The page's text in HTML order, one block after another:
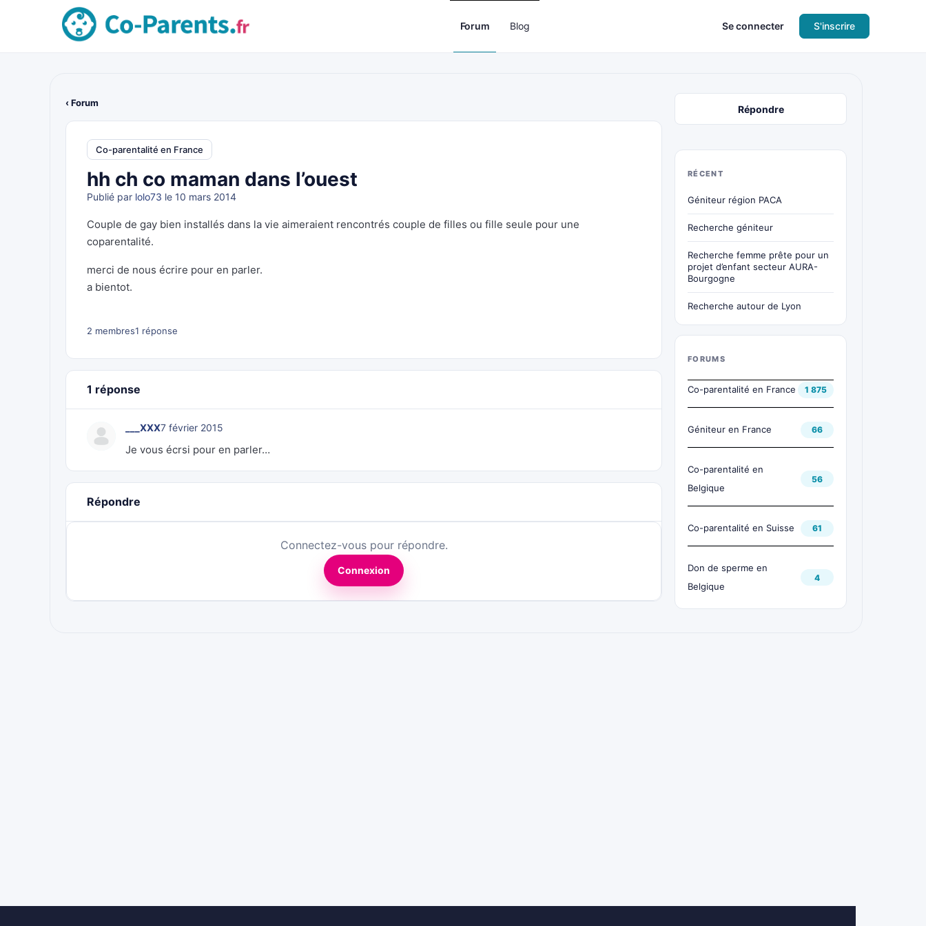
Forum Blog Se connecter S'inscrire
‹ Forum
Co-parentalité en France
hh ch co maman dans l’ouest
Publié par lolo73 le 10 mars 2014
Couple de gay bien installés dans la vie aimeraient rencontrés couple de filles ou fille seule pour une
coparentalité.
merci de nous écrire pour en parler.
a bientot.
2 membres1 réponse
1 réponse
___XXX7 février 2015
Je vous écrsi pour en parler…
Répondre
Connectez-vous pour répondre.
Connexion
Répondre
RÉCENT
Géniteur région PACA
Recherche géniteur
Recherche femme prête pour un
projet d’enfant secteur AURA-
Bourgogne
Recherche autour de Lyon
FORUMS
Co-parentalité en France 1 875
Géniteur en France 66
Co-parentalité en
Belgique
56
Co-parentalité en Suisse 61
Don de sperme en
Belgique
4